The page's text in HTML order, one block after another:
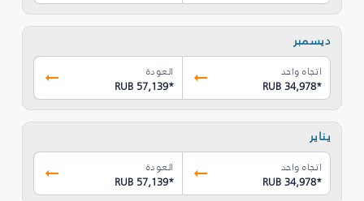
ديسمبر
اتجاه واحد
RUB 34,978*
العودة
RUB 57,139*
يناير
اتجاه واحد
RUB 34,978*
العودة
RUB 57,139*